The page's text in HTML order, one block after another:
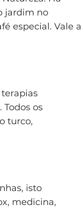
jardim no
especial. Vale a
os
turco,
isto
medicina,